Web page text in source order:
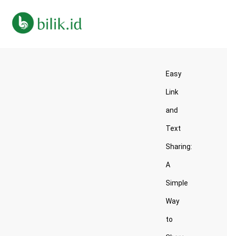
Easy
Link
and
Text
Sharing:
A
Simple
Way
to